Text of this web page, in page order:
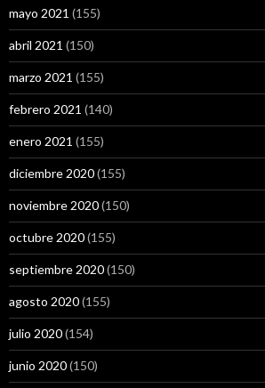
mayo 2021 (155)
abril 2021 (150)
marzo 2021 (155)
febrero 2021 (140)
enero 2021 (155)
diciembre 2020(155)
noviembre 2020(150)
octubre 2020(155)
septiembre 2020(150)
agosto 2020(155)
julio 2020(154)
junio 2020(150)